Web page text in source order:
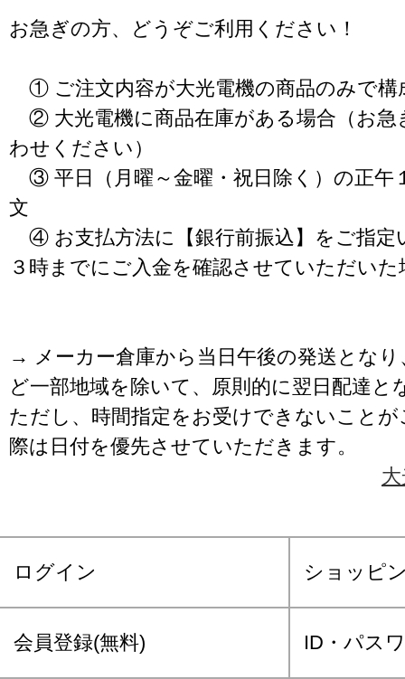
お急ぎの方、どうぞご利用ください！
① ご注文内容が大光電機の商品のみで構
② 大光電機に商品在庫がある場合（お急
わせください）
③ 平日（月曜～金曜・祝日除く）の正午
文
④ お支払方法に【銀行前振込】をご指定
３時までにご入金を確認させていただいた
→ メーカー倉庫から当日午後の発送となり
ど一部地域を除いて、原則的に翌日配達と
ただし、時間指定をお受けできないこと
際は日付を優先させていただきます。
ログイン ショッピ
会員登録(無料) ID・パス